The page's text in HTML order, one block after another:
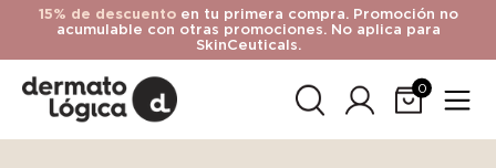
15% de descuentoen tu primera compra. Promoción no
acumulable con otras promociones. No aplica para
SkinCeuticals.
0